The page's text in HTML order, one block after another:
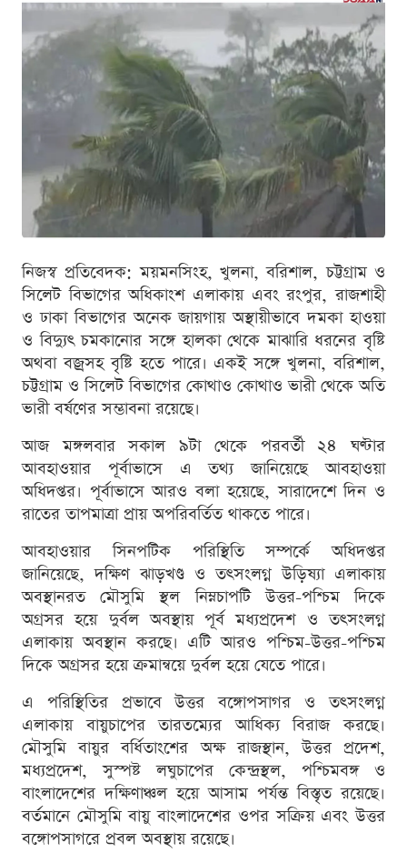
নিজস্ব প্রতিবেদক: ময়মনসিংহ, খুলনা, বরিশাল, চট্টগ্রাম ও
সিলেট বিভাগের অধিকাংশ এলাকায় এবং রংপুর, রাজশাহী
ও ঢাকা বিভাগের অনেক জায়গায় অস্থায়ীভাবে দমকা হাওয়া
ও বিদ্যুৎ চমকানোর সঙ্গে হালকা থেকে মাঝারি ধরনের বৃষ্টি
অথবা বজ্রসহ বৃষ্টি হতে পারে। একই সঙ্গে খুলনা, বরিশাল,
চট্টগ্রাম ও সিলেট বিভাগের কোথাও কোথাও ভারী থেকে অতি
ভারী বর্ষণের সম্ভাবনা রয়েছে।
আজ মঙ্গলবার সকাল ৯টা থেকে পরবর্তী ২৪ ঘণ্টার
আবহাওয়ার পূর্বাভাসে এ তথ্য জানিয়েছে আবহাওয়া
অধিদপ্তর। পূর্বাভাসে আরও বলা হয়েছে, সারাদেশে দিন ও
রাতের তাপমাত্রা প্রায় অপরিবর্তিত থাকতে পারে।
আবহাওয়ার সিনপটিক পরিস্থিতি সম্পর্কে অধিদপ্তর
জানিয়েছে, দক্ষিণ ঝাড়খণ্ড ও তৎসংলগ্ন উড়িষ্যা এলাকায়
অবস্থানরত মৌসুমি স্থল নিম্নচাপটি উত্তর-পশ্চিম দিকে
অগ্রসর হয়ে দুর্বল অবস্থায় পূর্ব মধ্যপ্রদেশ ও তৎসংলগ্ন
এলাকায় অবস্থান করছে। এটি আরও পশ্চিম-উত্তর-পশ্চিম
দিকে অগ্রসর হয়ে ক্রমান্বয়ে দুর্বল হয়ে যেতে পারে।
এ পরিস্থিতির প্রভাবে উত্তর বঙ্গোপসাগর ও তৎসংলগ্ন
এলাকায় বায়ুচাপের তারতম্যের আধিক্য বিরাজ করছে।
মৌসুমি বায়ুর বর্ধিতাংশের অক্ষ রাজস্থান, উত্তর প্রদেশ,
মধ্যপ্রদেশ, সুস্পষ্ট লঘুচাপের কেন্দ্রস্থল, পশ্চিমবঙ্গ ও
বাংলাদেশের দক্ষিণাঞ্চল হয়ে আসাম পর্যন্ত বিস্তৃত রয়েছে।
বর্তমানে মৌসুমি বায়ু বাংলাদেশের ওপর সক্রিয় এবং উত্তর
বঙ্গোপসাগরে প্রবল অবস্থায় রয়েছে।